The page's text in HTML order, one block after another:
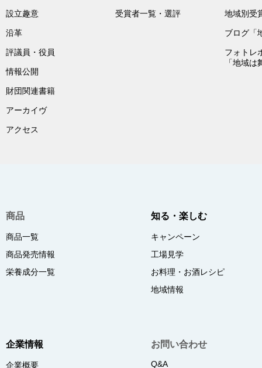
設立趣意
沿革
評議員・役員
情報公開
財団関連書籍
アーカイヴ
アクセス
受賞者一覧・選評 地域別受
ブログ「
フォトレ
「地域は
商品
商品一覧
商品発売情報
栄養成分一覧
知る・楽しむ
キャンペーン
工場見学
お料理・お酒レシピ
地域情報
企業情報
企業概要
お問い合わせ
Q&A